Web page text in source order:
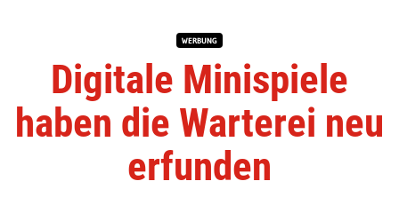
WERBUNG
Digitale Minispiele
haben die Warterei neu
erfunden